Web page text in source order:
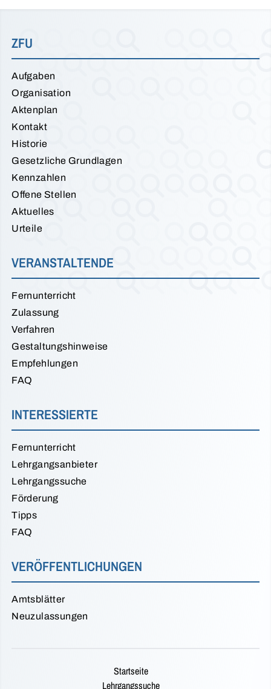
ZFU
Aufgaben
Organisation
Aktenplan
Kontakt
Historie
Gesetzliche Grundlagen
Kennzahlen
Offene Stellen
Aktuelles
Urteile
VERANSTALTENDE
Fernunterricht
Zulassung
Verfahren
Gestaltungshinweise
Empfehlungen
FAQ
INTERESSIERTE
Fernunterricht
Lehrgangsanbieter
Lehrgangssuche
Förderung
Tipps
FAQ
VERÖFFENTLICHUNGEN
Amtsblätter
Neuzulassungen
Startseite
Lehrgangssuche